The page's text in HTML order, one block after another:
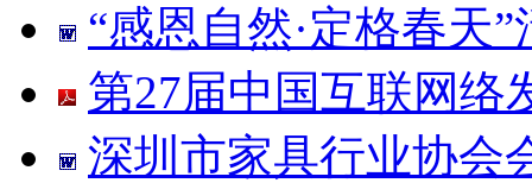
“感恩自然·定格春天
第27届中国互联网络
深圳市家具行业协会